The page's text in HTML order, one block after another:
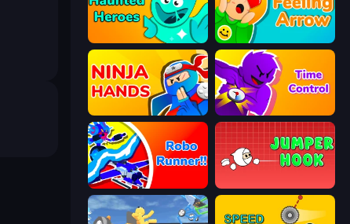
Haunted Heroes Feeling Arrow
Ninja Hands Time Control!
Robo Runner